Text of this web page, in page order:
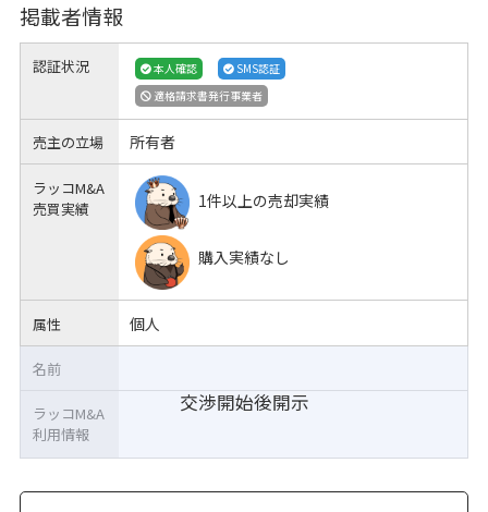
掲載者情報
認証状況 本人確認
SMS認証
適格請求書発行事業者
売主の立場 所有者
ラッコM&A
売買実績
1件以上の売却実績
購入実績なし
属性 個人
交渉開始後開示
名前
ラッコM&A
利用情報